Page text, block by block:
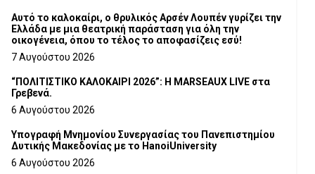
Αυτό το καλοκαίρι, ο θρυλικός Αρσέν Λουπέν γυρίζει την
Ελλάδα με μια θεατρική παράσταση για όλη την
οικογένεια, όπου το τέλος το αποφασίζεις εσύ!
7 Αυγούστου 2026
“ΠΟΛΙΤΙΣΤΙΚΟ ΚΑΛΟΚΑΙΡΙ 2026”: Η MARSEAUX LIVE στα
Γρεβενά.
6 Αυγούστου 2026
Υπογραφή Μνημονίου Συνεργασίας του Πανεπιστημίου
Δυτικής Μακεδονίας με το HanoiUniversity
6 Αυγούστου 2026